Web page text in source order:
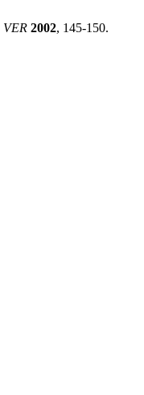
VER 2002, 145-150.